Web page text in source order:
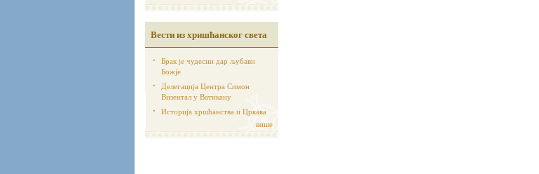
Вести из хришћанског света
Брак је чудесни дар љубави
Божје
Делегација Центра Симон
Визентал у Ватикану
Историја хршћанства и Цркава
више